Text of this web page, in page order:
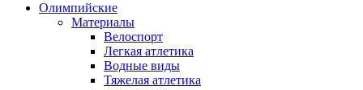
Олимпийские
Материалы
Велоспорт
Легкая атлетика
Водные виды
Тяжелая атлетика